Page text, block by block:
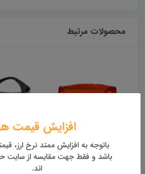
محصولات مرتبط
ایمنی مخصوص متر و
تراز لیزری ( قرمز )
عینک ایمنی
تراز لیزری (
افزایش قیمت
باتوجه به افزایش ممتد نرخ ارز،
باشد و فقط جهت مقایسه از سایت
اند.